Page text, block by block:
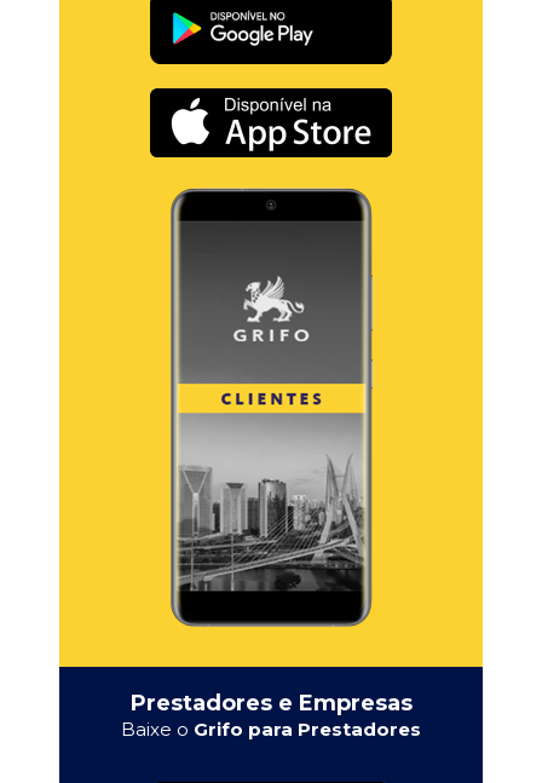
Prestadores e Empresas
Baixe o Grifo para Prestadores